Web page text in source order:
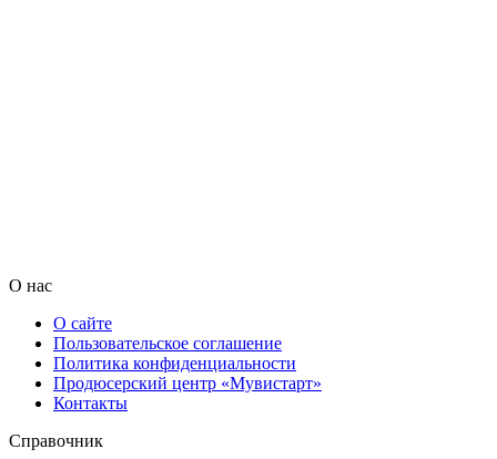
О нас
О сайте
Пользовательское соглашение
Политика конфиденциальности
Продюсерский центр «Мувистарт»
Контакты
Справочник